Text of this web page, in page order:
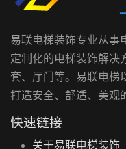
易联电梯装饰专业从事
定制化的电梯装饰解决
套、厅门等。易联电梯
打造安全、舒适、美观
快速链接
关于易联电梯装饰